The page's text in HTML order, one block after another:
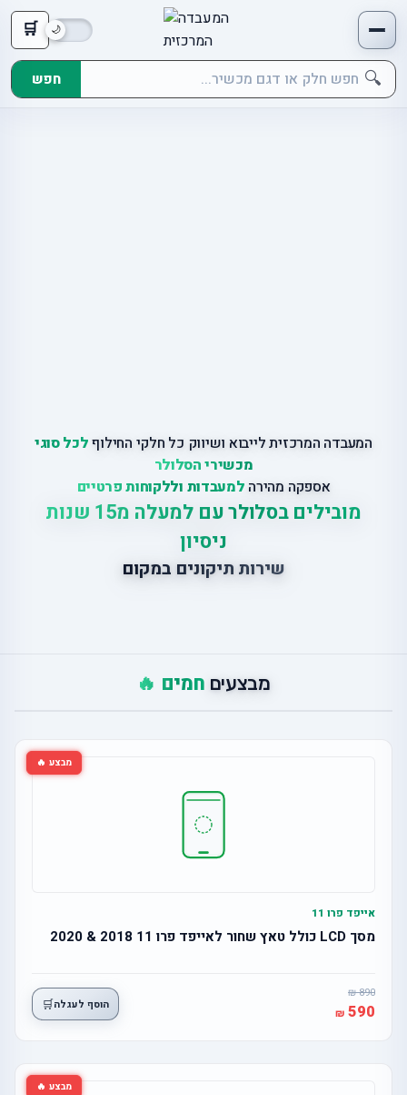
🛒
🔍 חפש
המעבדה המרכזית לייבוא ושיווק כל חלקי החילוףלכל סוגי
מכשירי הסלולר
אספקה מהירה למעבדות וללקוחות פרטיים
מובילים בסלולר עם למעלה מ15 שנות
ניסיון
שירות תיקונים במקום
מבצעים חמים 🔥
מבצע 🔥
אייפד פרו 11
מסך LCD כולל טאץ שחור לאייפד פרו 11 2018 & 2020
890
590 הוסף לעגלה🛒
מבצע 🔥